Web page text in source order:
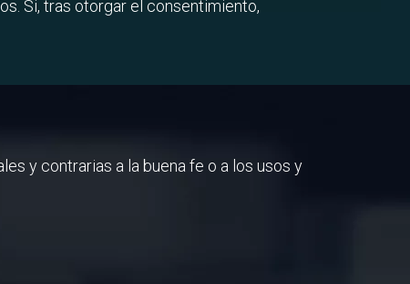
Si, tras otorgar el consentimiento,
y contrarias a la buena fe o a los usos y